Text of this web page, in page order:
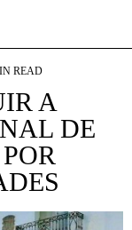
READ
A
DE